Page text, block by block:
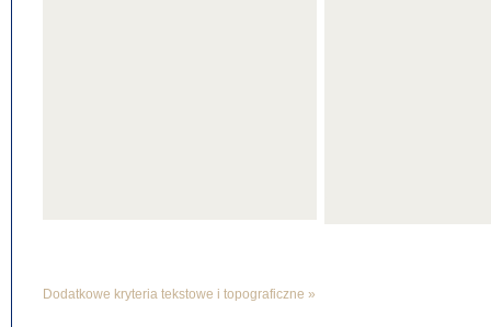
Dodatkowe kryteria tekstowe i topograficzne »